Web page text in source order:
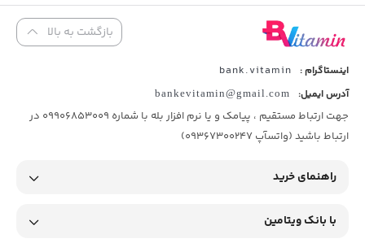
بازگشت به بالا
اینستاگرام : bank.vitamin
آدرس ایمیل: bankevitamin@gmail.com
جهت ارتباط مستقیم ، پیامک و یا نرم افزار بله با شماره 09906853009 در
ارتباط باشید (واتسآپ 09367300247)
راهنمای خرید
با بانک ویتامین